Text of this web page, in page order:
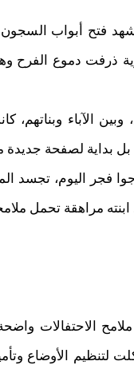
مشهد فتح أبواب
ذرفت دموع الفرح
وبين الآباء
بل بداية لصفحة
فجر اليوم، تجسد
مراهقة تحمل
الاحتفالات
لتنظيم الأوضاع